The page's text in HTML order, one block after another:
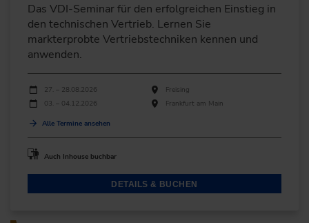
Das VDI-Seminar für den erfolgreichen Einstieg in
den technischen Vertrieb. Lernen Sie
markterprobte Vertriebstechniken kennen und
anwenden.
Durchführungen
Veranstaltungsdatum Veranstaltungsort
27. – 28.08.2026
Freising
03. – 04.12.2026
Frankfurt am Main
Alle Termine ansehen
Auch Inhouse buchbar
DETAILS & BUCHEN